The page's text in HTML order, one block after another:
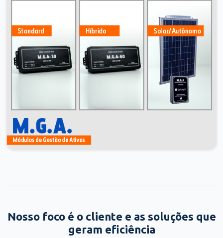
Nosso foco é o cliente e as soluções que
geram eficiência